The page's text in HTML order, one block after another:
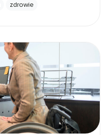
zdrowie